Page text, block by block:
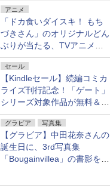
アニメ
「ドカ食いダイスキ！ もち
づきさん」のオリジナルどん
ぶりが当たる、TVアニメ公
式Xキャンペーンが開催中！
セール
【Kindleセール】続編コミカ
ライズ刊行記念！「ゲート」
シリーズ対象作品が無料＆最
大80%オフ！
グラビア 写真集
【グラビア】中田花奈さんの
誕生日に、3rd写真集
「Bougainvillea」の書影を公